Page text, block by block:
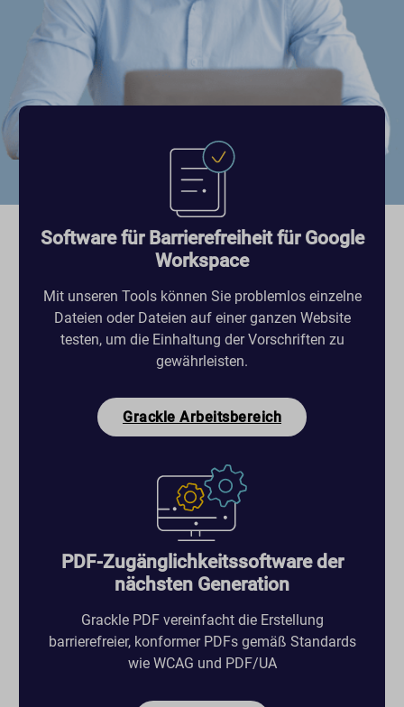
Software für Barrierefreiheit für Google
Workspace
Mit unseren Tools können Sie problemlos einzelne
Dateien oder Dateien auf einer ganzen Website
testen, um die Einhaltung der Vorschriften zu
gewährleisten.
Grackle Arbeitsbereich
PDF-Zugänglichkeitssoftware der
nächsten Generation
Grackle PDF vereinfacht die Erstellung
barrierefreier, konformer PDFs gemäß Standards
wie WCAG und PDF/UA